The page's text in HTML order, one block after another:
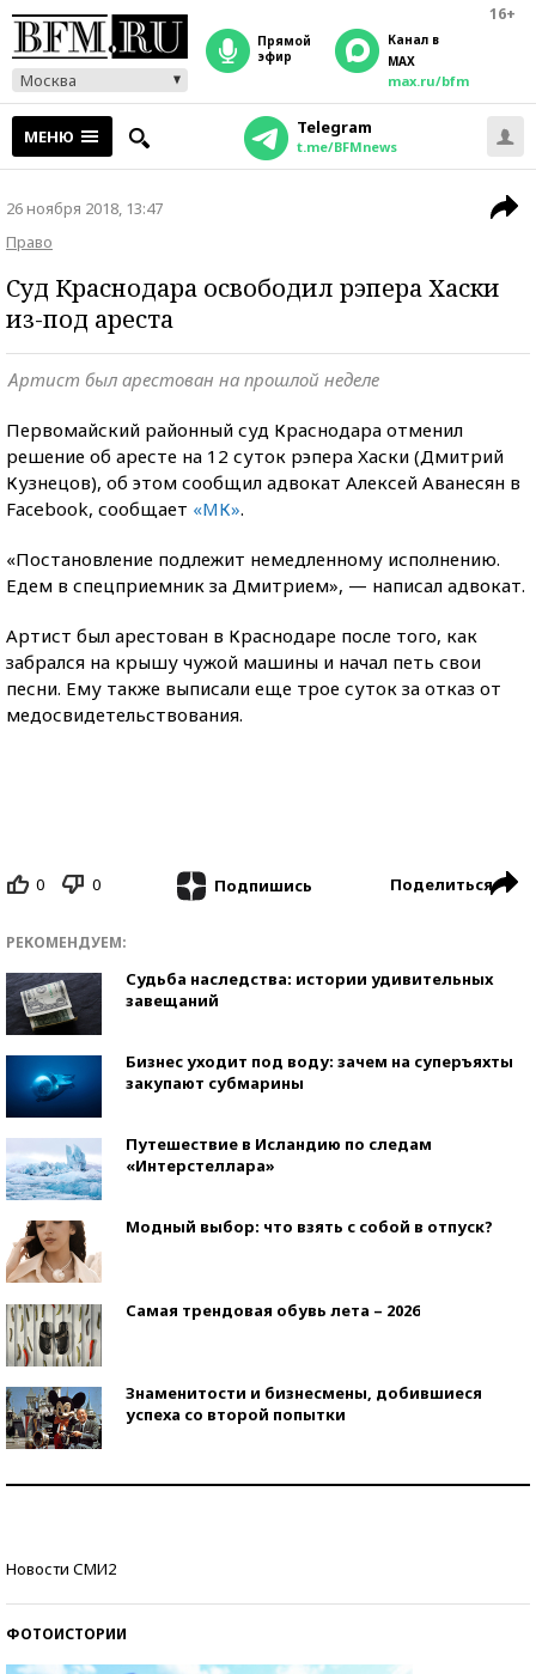
16+
Москва
прямой
эфир
Канал в
MAX
max.ru/bfm
МЕНЮ Telegram
t.me/BFMnews
26 ноября 2018, 13:47
Право
Суд Краснодара освободил рэпера Хаски
из-под ареста
Артист был арестован на прошлой неделе
Первомайский районный суд Краснодара отменил
решение об аресте на 12 суток рэпера Хаски (Дмитрий
Кузнецов), об этом сообщил адвокат Алексей Аванесян в
Facebook, сообщает «МК».
«Постановление подлежит немедленному исполнению.
Едем в спецприемник за Дмитрием», — написал адвокат.
Артист был арестован в Краснодаре после того, как
забрался на крышу чужой машины и начал петь свои
песни. Ему также выписали еще трое суток за отказ от
медосвидетельствования.
0 0 Подпишись Поделиться
РЕКОМЕНДУЕМ:
Судьба наследства: истории удивительных
завещаний
Бизнес уходит под воду: зачем на суперъяхты
закупают субмарины
Путешествие в Исландию по следам
«Интерстеллара»
Модный выбор: что взять с собой в отпуск?
Самая трендовая обувь лета – 2026
Знаменитости и бизнесмены, добившиеся
успеха со второй попытки
Новости СМИ2
ФОТОИСТОРИИ